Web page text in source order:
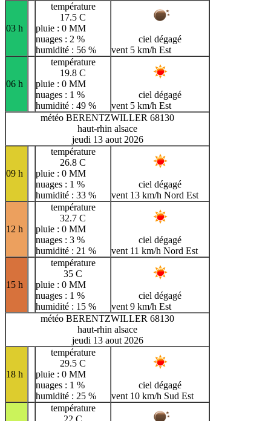
03 h
température
17.5 C
pluie : 0 MM
nuages : 2 %
humidité : 56 %
ciel dégagé
vent 5 km/h Est
06 h
température
19.8 C
pluie : 0 MM
nuages : 1 %
humidité : 49 %
ciel dégagé
vent 5 km/h Est
météo BERENTZWILLER 68130
haut-rhin alsace
jeudi 13 aout 2026
09 h
température
26.8 C
pluie : 0 MM
nuages : 1 %
humidité : 33 %
ciel dégagé
vent 13 km/h Nord Est
12 h
température
32.7 C
pluie : 0 MM
nuages : 3 %
humidité : 21 %
ciel dégagé
vent 11 km/h Nord Est
15 h
température
35 C
pluie : 0 MM
nuages : 1 %
humidité : 15 %
ciel dégagé
vent 9 km/h Est
météo BERENTZWILLER 68130
haut-rhin alsace
jeudi 13 aout 2026
18 h
température
29.5 C
pluie : 0 MM
nuages : 1 %
humidité : 25 %
ciel dégagé
vent 10 km/h Sud Est
température
22 C